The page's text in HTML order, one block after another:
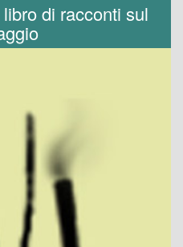
di racconti sul